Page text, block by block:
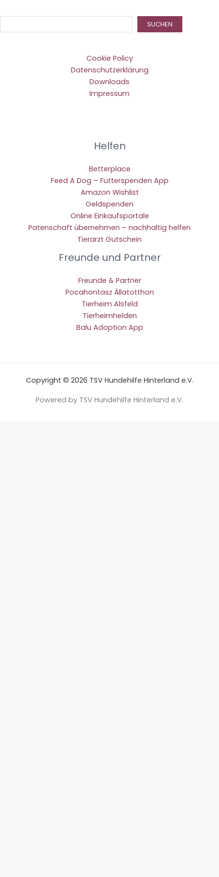
SUCHEN
Cookie Policy
Datenschutzerklärung
Downloads
Impressum
Helfen
Betterplace
Feed A Dog – Futterspenden App
Amazon Wishlist
Geldspenden
Online Einkaufsportale
Patenschaft übernehmen – nachhaltig helfen
Tierarzt Gutschein
Freunde und Partner
Freunde & Partner
Pocahontasz Állatotthon
Tierheim Alsfeld
Tierheimhelden
Balu Adoption App
Copyright © 2026 TSV Hundehilfe Hinterland e.V.
Powered by TSV Hundehilfe Hinterland e.V.